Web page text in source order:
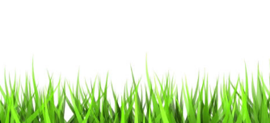
MOC 27
MG 38